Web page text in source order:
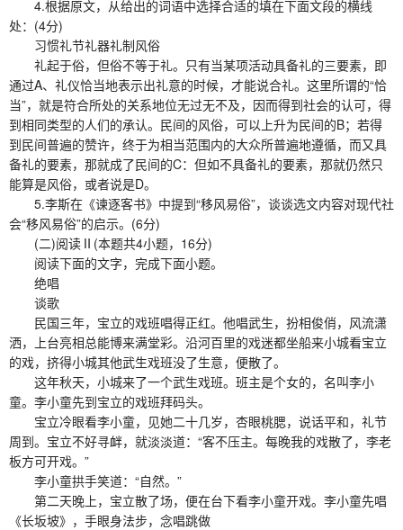
4.根据原文，从给出的词语中选择合适的填在下面文段的横线
处：(4分)
习惯礼节礼器礼制风俗
礼起于俗，但俗不等于礼。只有当某项活动具备礼的三要素，即
通过A、礼仪恰当地表示出礼意的时候，才能说合礼。这里所谓的“恰
当”，就是符合所处的关系地位无过无不及，因而得到社会的认可，得
到相同类型的人们的承认。民间的风俗，可以上升为民间的B；若得
到民间普遍的赞许，终于为相当范围内的大众所普遍地遵循，而又具
备礼的要素，那就成了民间的C：但如不具备礼的要素，那就仍然只
能算是风俗，或者说是D。
5.李斯在《谏逐客书》中提到“移风易俗”，谈谈选文内容对现代社
会“移风易俗”的启示。(6分)
(二)阅读Ⅱ(本题共4小题，16分)
阅读下面的文字，完成下面小题。
绝唱
谈歌
民国三年，宝立的戏班唱得正红。他唱武生，扮相俊俏，风流潇
洒，上台亮相总能博来满堂彩。沿河百里的戏迷都坐船来小城看宝立
的戏，挤得小城其他武生戏班没了生意，便散了。
这年秋天，小城来了一个武生戏班。班主是个女的，名叫李小
童。李小童先到宝立的戏班拜码头。
宝立冷眼看李小童，见她二十几岁，杏眼桃腮，说话平和，礼节
周到。宝立不好寻衅，就淡淡道：“客不压主。每晚我的戏散了，李老
板方可开戏。”
李小童拱手笑道：“自然。”
第二天晚上，宝立散了场，便在台下看李小童开戏。李小童先唱
《长坂坡》，手眼身法步，念唱跳做